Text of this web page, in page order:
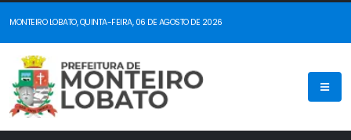
MONTEIRO LOBATO, QUINTA-FEIRA, 06 DE AGOSTO DE 2026